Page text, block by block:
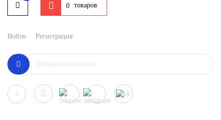
0 товаров
Войти Регистрация